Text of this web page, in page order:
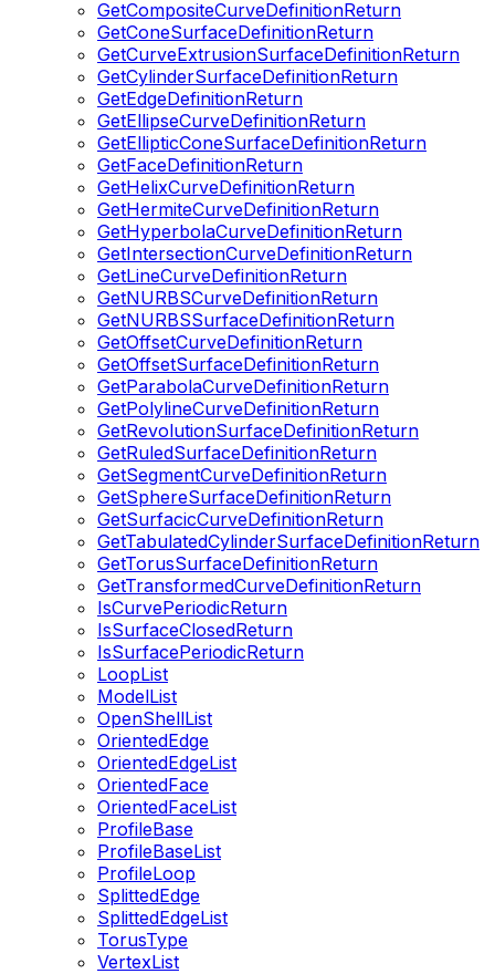
GetCompositeCurveDefinitionReturn
GetConeSurfaceDefinitionReturn
GetCurveExtrusionSurfaceDefinitionReturn
GetCylinderSurfaceDefinitionReturn
GetEdgeDefinitionReturn
GetEllipseCurveDefinitionReturn
GetEllipticConeSurfaceDefinitionReturn
GetFaceDefinitionReturn
GetHelixCurveDefinitionReturn
GetHermiteCurveDefinitionReturn
GetHyperbolaCurveDefinitionReturn
GetIntersectionCurveDefinitionReturn
GetLineCurveDefinitionReturn
GetNURBSCurveDefinitionReturn
GetNURBSSurfaceDefinitionReturn
GetOffsetCurveDefinitionReturn
GetOffsetSurfaceDefinitionReturn
GetParabolaCurveDefinitionReturn
GetPolylineCurveDefinitionReturn
GetRevolutionSurfaceDefinitionReturn
GetRuledSurfaceDefinitionReturn
GetSegmentCurveDefinitionReturn
GetSphereSurfaceDefinitionReturn
GetSurfacicCurveDefinitionReturn
GetTabulatedCylinderSurfaceDefinitionReturn
GetTorusSurfaceDefinitionReturn
GetTransformedCurveDefinitionReturn
IsCurvePeriodicReturn
IsSurfaceClosedReturn
IsSurfacePeriodicReturn
LoopList
ModelList
OpenShellList
OrientedEdge
OrientedEdgeList
OrientedFace
OrientedFaceList
ProfileBase
ProfileBaseList
ProfileLoop
SplittedEdge
SplittedEdgeList
TorusType
VertexList